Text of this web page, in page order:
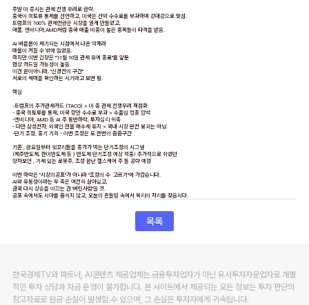
주말 미 증시는 관세 전쟁 우려로 급락.
중국이 희토류 통제를 선언하고, 미국은 선박 수수료를 부과하며 강대강으로 맞섬.
트럼프의 100% 관세언급은 시장을 얼게 만들었고,
애플, 엔비디아,AMD처럼 중국 매출 비중이 높은 종목들이 타격을 받음.
AI 버블론이 제기되는 시점에서 나온 악재라
매물이 커질 수 밖에 없었음.
하지만 이번 긴장은 "11월 10일 관세 유예 종료"를 앞둔
협상 카드일 가능성이 높음.
이건 끝이아니라, "신경전의 구간"
서로의 체력을 확인하는 시기라고 보면 됨.
핵심
-트럼프의 추가관세카드 (TACO) > 미 중 관세 전쟁우려 재점화
- 중국 희토류를 통제, 미국 항만 수수료 부과 > 수출입 업종 압박
-엔비디아, AMD 등 AI 주 동반하락, 투자심리 위축
- 다만 삼성전자, 외국인 현물 매수세 유지 > 국내 시장 완전 붕괴는 아님
-단기 조정, 중기 기회 - 이번 조정은 또 한번의 줍줍구간
기존 , 금요일부터 윗꼬리들을 종가가 먹는 단기조정의 시그널
(제주반도체, 한미반도체 등 ) 반도체 단기조정 예상 적중! 추가적으로 쉬었던
양자보안 , 기세 있는 로봇주, 조정 끝난 헬스케어 주 들 공략 예정
이번 하락은 "시장의공포"가 아니라 "조정의 수 고르기"에 가깝습니다.
AI와 유동성이라는 두 축은 여전히 살아있고,
결국 다시 상승을 이끄는 건 '버틴사람'일 것.
공포 속에서도 시야를 좁히지 않고, 오늘의 흔들림 속에서 복리의 자리를 찾읍시다.
목록
한국경제TV와 파트너, AI콘텐츠 제공업체는 금융투자업자가 아닌 유사투자자문업자로 개별
적인 투자 상담과 자금 운영이 불가합니다. 본 사이트에서 제공되는 모든 정보는 투자 판단의
참고자료로 원금 손실이 발생할 수 있으며, 그 손실은 투자자에게 귀속됩니다.